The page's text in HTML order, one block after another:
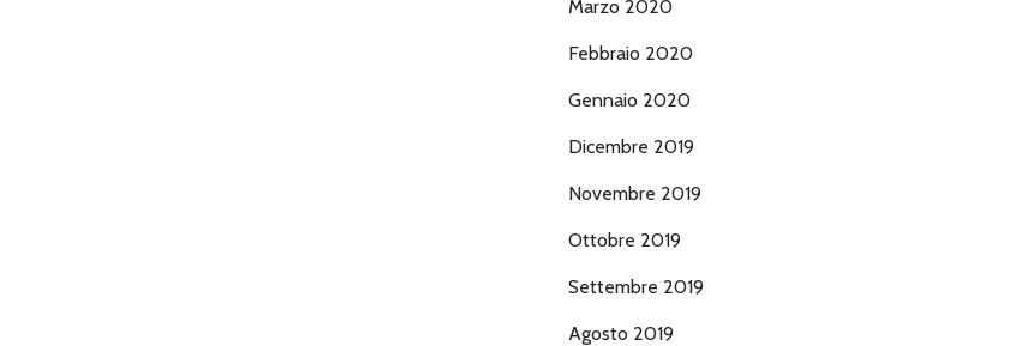
Marzo 2020
Febbraio 2020
Gennaio 2020
Dicembre 2019
Novembre 2019
Ottobre 2019
Settembre 2019
Agosto 2019